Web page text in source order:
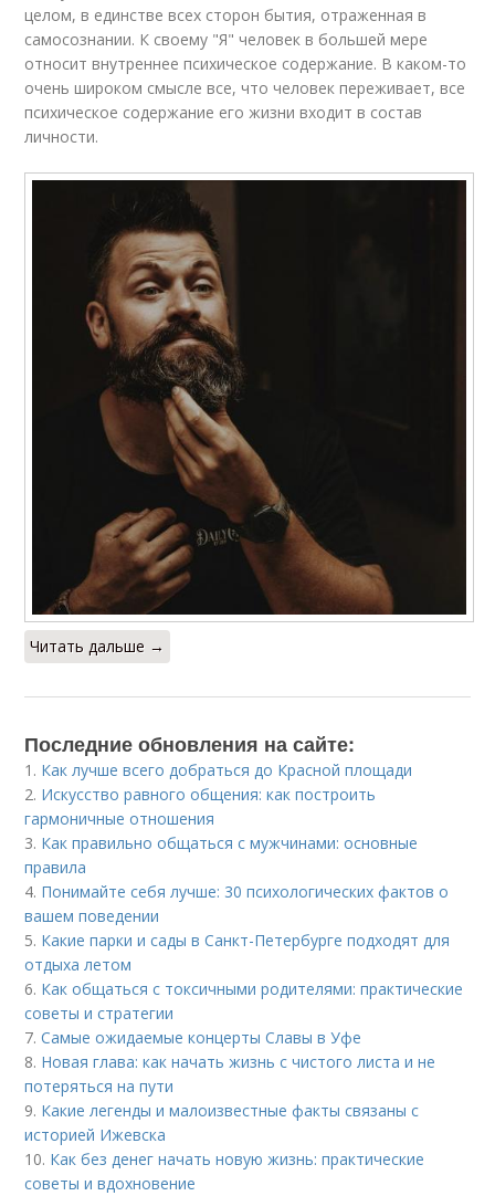
целом, в единстве всех сторон бытия, отраженная в
самосознании. К своему "Я" человек в большей мере
относит внутреннее психическое содержание. В каком-то
очень широком смысле все, что человек переживает, все
психическое содержание его жизни входит в состав
личности.
Читать дальше →
Последние обновления на сайте:
1. Как лучше всего добраться до Красной площади
2. Искусство равного общения: как построить
гармоничные отношения
3. Как правильно общаться с мужчинами: основные
правила
4. Понимайте себя лучше: 30 психологических фактов о
вашем поведении
5. Какие парки и сады в Санкт-Петербурге подходят для
отдыха летом
6. Как общаться с токсичными родителями: практические
советы и стратегии
7.Самые ожидаемые концерты Славы в Уфе
8. Новая глава: как начать жизнь с чистого листа и не
потеряться на пути
9. Какие легенды и малоизвестные факты связаны с
историей Ижевска
10. Как без денег начать новую жизнь: практические
советы и вдохновение